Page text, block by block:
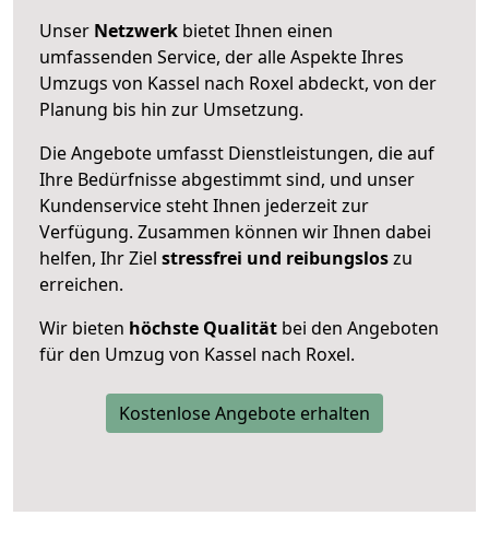
Unser Netzwerk bietet Ihnen einen
umfassenden Service, der alle Aspekte Ihres
Umzugs von Kassel nach Roxel abdeckt, von der
Planung bis hin zur Umsetzung.
Die Angebote umfasst Dienstleistungen, die auf
Ihre Bedürfnisse abgestimmt sind, und unser
Kundenservice steht Ihnen jederzeit zur
Verfügung. Zusammen können wir Ihnen dabei
helfen, Ihr Ziel stressfrei und reibungsloszu
erreichen.
Wir bieten höchste Qualität bei den Angeboten
für den Umzug von Kassel nach Roxel.
Kostenlose Angebote erhalten